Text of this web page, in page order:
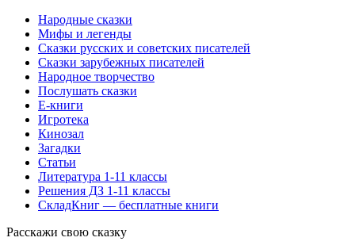
Народные сказки
Мифы и легенды
Сказки русских и советских писателей
Сказки зарубежных писателей
Народное творчество
Послушать сказки
Е-книги
Игротека
Кинозал
Загадки
Статьи
Литература 1-11 классы
Решения ДЗ 1-11 классы
СкладКниг — бесплатные книги
Расскажи свою сказку